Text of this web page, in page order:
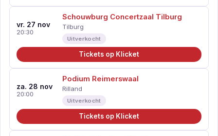
vr. 27 nov
20:30
Schouwburg Concertzaal Tilburg
Tilburg
Uitverkocht
Tickets op Klicket
za. 28 nov
20:00
Podium Reimerswaal
Rilland
Uitverkocht
Tickets op Klicket